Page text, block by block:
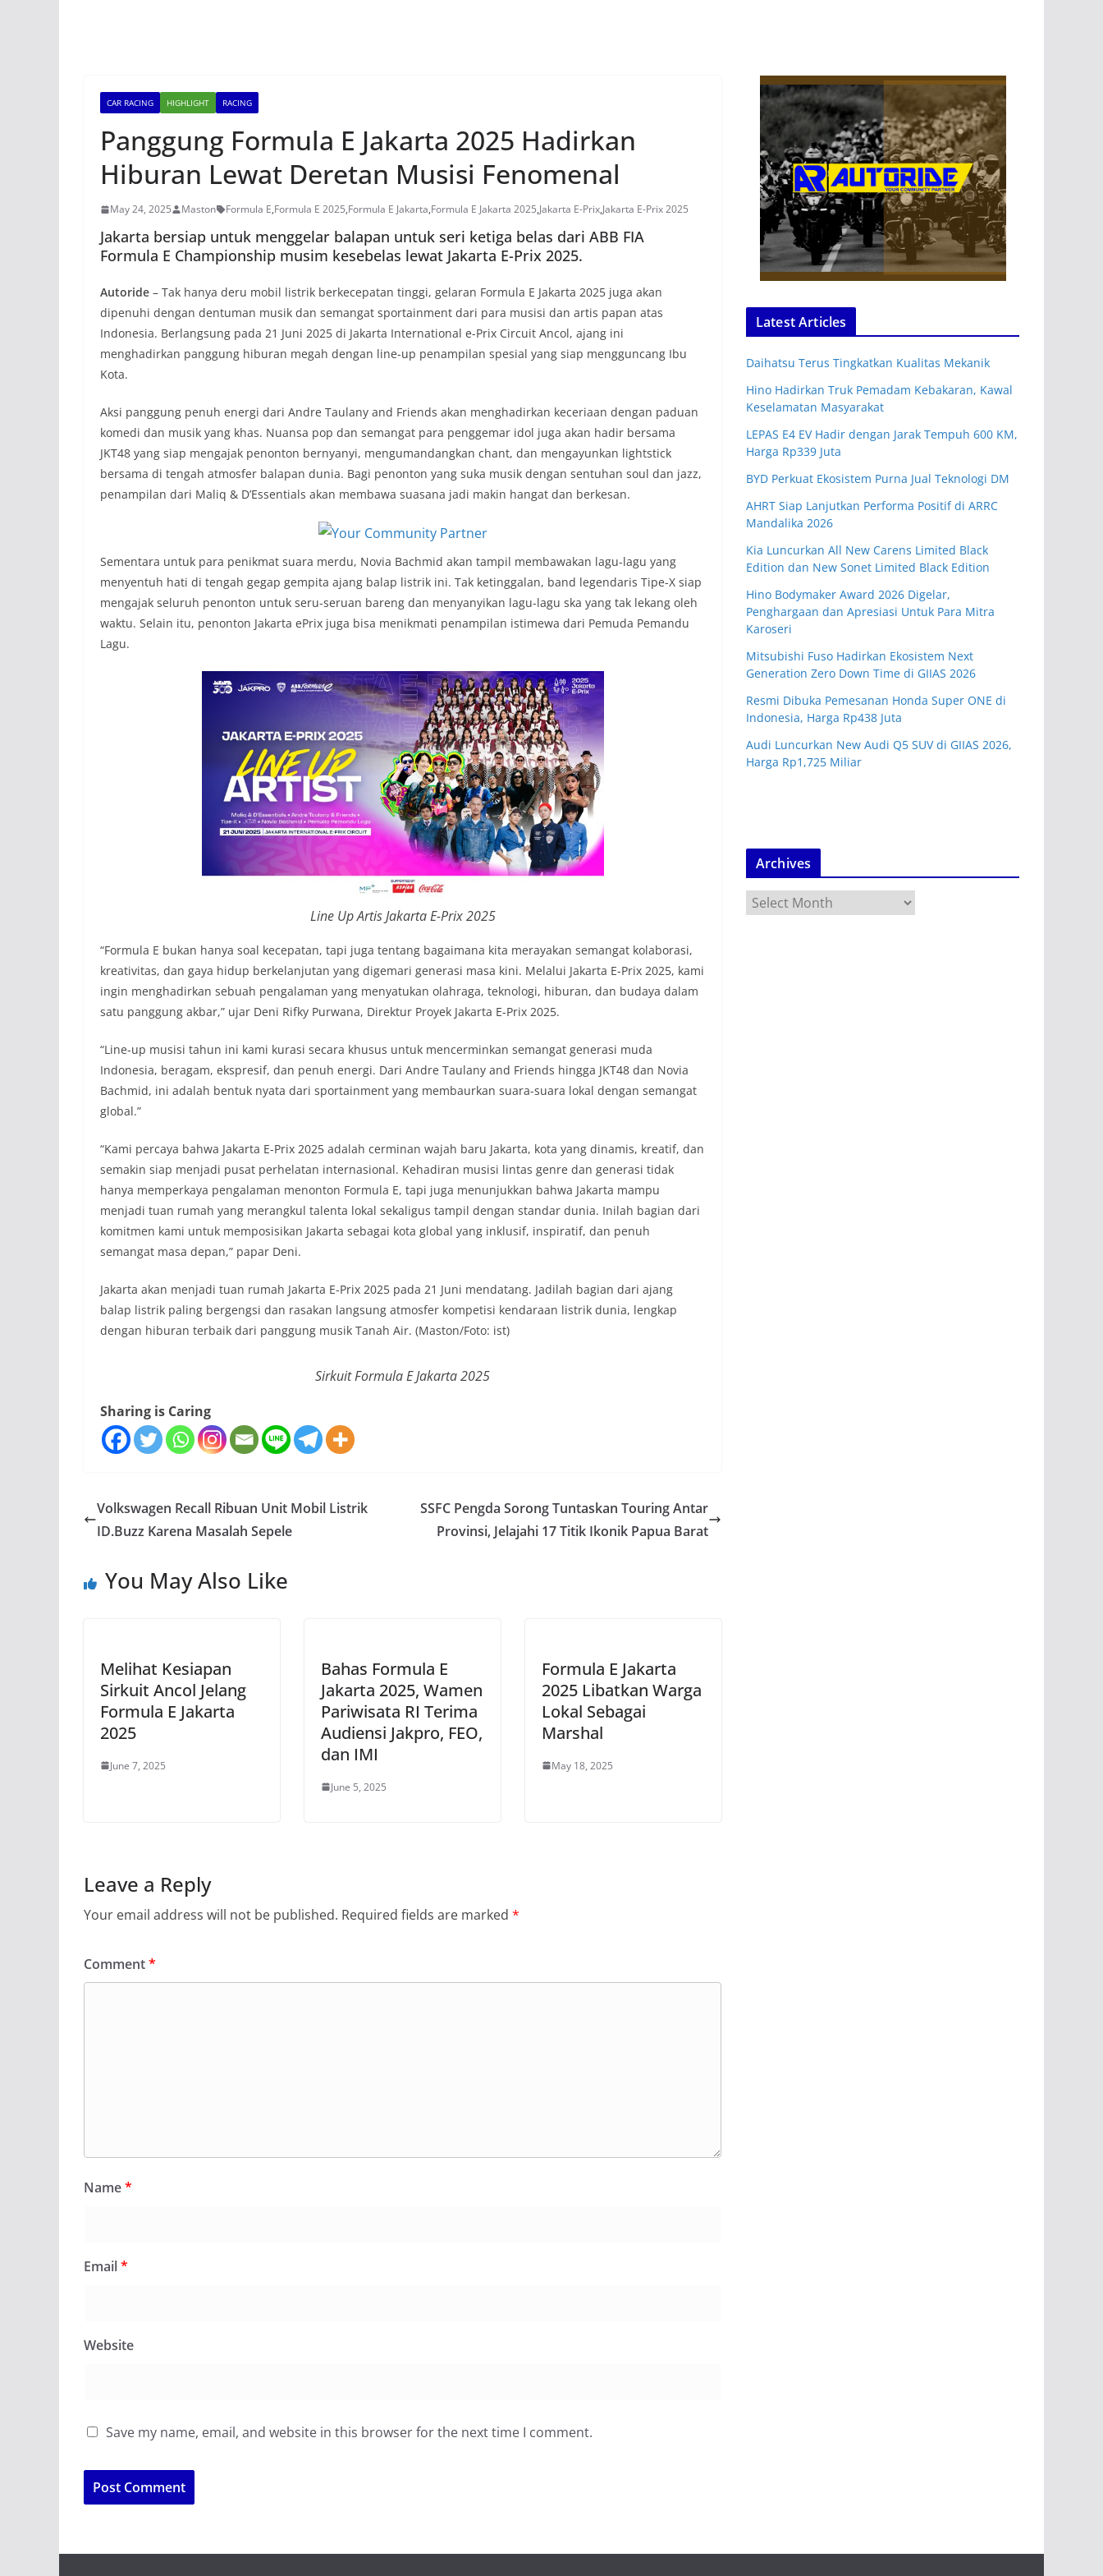
CAR RACING HIGHLIGHT RACING
Panggung Formula E Jakarta 2025 Hadirkan
Hiburan Lewat Deretan Musisi Fenomenal
May 24, 2025 Maston Formula E,Formula E 2025,Formula E Jakarta,Formula E Jakarta 2025,Jakarta E-Prix,Jakarta E-Prix 2025
Jakarta bersiap untuk menggelar balapan untuk seri ketiga belas dari ABB FIA
Formula E Championship musim kesebelas lewat Jakarta E-Prix 2025.
Autoride – Tak hanya deru mobil listrik berkecepatan tinggi, gelaran Formula E Jakarta 2025 juga akan
dipenuhi dengan dentuman musik dan semangat sportainment dari para musisi dan artis papan atas
Indonesia. Berlangsung pada 21 Juni 2025 di Jakarta International e-Prix Circuit Ancol, ajang ini
menghadirkan panggung hiburan megah dengan line-up penampilan spesial yang siap mengguncang Ibu
Kota.
Aksi panggung penuh energi dari Andre Taulany and Friends akan menghadirkan keceriaan dengan paduan
komedi dan musik yang khas. Nuansa pop dan semangat para penggemar idol juga akan hadir bersama
JKT48 yang siap mengajak penonton bernyanyi, mengumandangkan chant, dan mengayunkan lightstick
bersama di tengah atmosfer balapan dunia. Bagi penonton yang suka musik dengan sentuhan soul dan jazz,
penampilan dari Maliq & D’Essentials akan membawa suasana jadi makin hangat dan berkesan.
Sementara untuk para penikmat suara merdu, Novia Bachmid akan tampil membawakan lagu-lagu yang
menyentuh hati di tengah gegap gempita ajang balap listrik ini. Tak ketinggalan, band legendaris Tipe-X siap
mengajak seluruh penonton untuk seru-seruan bareng dan menyanyikan lagu-lagu ska yang tak lekang oleh
waktu. Selain itu, penonton Jakarta ePrix juga bisa menikmati penampilan istimewa dari Pemuda Pemandu
Lagu.
Line Up Artis Jakarta E-Prix 2025
“Formula E bukan hanya soal kecepatan, tapi juga tentang bagaimana kita merayakan semangat kolaborasi,
kreativitas, dan gaya hidup berkelanjutan yang digemari generasi masa kini. Melalui Jakarta E-Prix 2025, kami
ingin menghadirkan sebuah pengalaman yang menyatukan olahraga, teknologi, hiburan, dan budaya dalam
satu panggung akbar,” ujar Deni Rifky Purwana, Direktur Proyek Jakarta E-Prix 2025.
“Line-up musisi tahun ini kami kurasi secara khusus untuk mencerminkan semangat generasi muda
Indonesia, beragam, ekspresif, dan penuh energi. Dari Andre Taulany and Friends hingga JKT48 dan Novia
Bachmid, ini adalah bentuk nyata dari sportainment yang membaurkan suara-suara lokal dengan semangat
global.”
“Kami percaya bahwa Jakarta E-Prix 2025 adalah cerminan wajah baru Jakarta, kota yang dinamis, kreatif, dan
semakin siap menjadi pusat perhelatan internasional. Kehadiran musisi lintas genre dan generasi tidak
hanya memperkaya pengalaman menonton Formula E, tapi juga menunjukkan bahwa Jakarta mampu
menjadi tuan rumah yang merangkul talenta lokal sekaligus tampil dengan standar dunia. Inilah bagian dari
komitmen kami untuk memposisikan Jakarta sebagai kota global yang inklusif, inspiratif, dan penuh
semangat masa depan,” papar Deni.
Jakarta akan menjadi tuan rumah Jakarta E-Prix 2025 pada 21 Juni mendatang. Jadilah bagian dari ajang
balap listrik paling bergengsi dan rasakan langsung atmosfer kompetisi kendaraan listrik dunia, lengkap
dengan hiburan terbaik dari panggung musik Tanah Air. (Maston/Foto: ist)
Sirkuit Formula E Jakarta 2025
Sharing is Caring
Volkswagen Recall Ribuan Unit Mobil Listrik
ID.Buzz Karena Masalah Sepele
SSFC Pengda Sorong Tuntaskan Touring Antar
Provinsi, Jelajahi 17 Titik Ikonik Papua Barat
You May Also Like
Melihat Kesiapan
Sirkuit Ancol Jelang
Formula E Jakarta
2025
June 7, 2025
Bahas Formula E
Jakarta 2025, Wamen
Pariwisata RI Terima
Audiensi Jakpro, FEO,
dan IMI
June 5, 2025
Formula E Jakarta
2025 Libatkan Warga
Lokal Sebagai
Marshal
May 18, 2025
Leave a Reply
Your email address will not be published. Required fields are marked *
Comment*
Name*
Email*
Website
Save my name, email, and website in this browser for the next time I comment.
Latest Articles
Daihatsu Terus Tingkatkan Kualitas Mekanik
Hino Hadirkan Truk Pemadam Kebakaran, Kawal
Keselamatan Masyarakat
LEPAS E4 EV Hadir dengan Jarak Tempuh 600 KM,
Harga Rp339 Juta
BYD Perkuat Ekosistem Purna Jual Teknologi DM
AHRT Siap Lanjutkan Performa Positif di ARRC
Mandalika 2026
Kia Luncurkan All New Carens Limited Black
Edition dan New Sonet Limited Black Edition
Hino Bodymaker Award 2026 Digelar,
Penghargaan dan Apresiasi Untuk Para Mitra
Karoseri
Mitsubishi Fuso Hadirkan Ekosistem Next
Generation Zero Down Time di GIIAS 2026
Resmi Dibuka Pemesanan Honda Super ONE di
Indonesia, Harga Rp438 Juta
Audi Luncurkan New Audi Q5 SUV di GIIAS 2026,
Harga Rp1,725 Miliar
Archives
r